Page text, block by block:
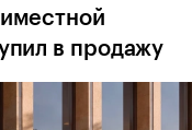
в продажу